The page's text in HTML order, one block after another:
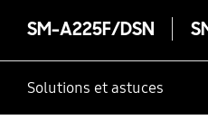
SM-A225F/DSN
Solutions et astuces